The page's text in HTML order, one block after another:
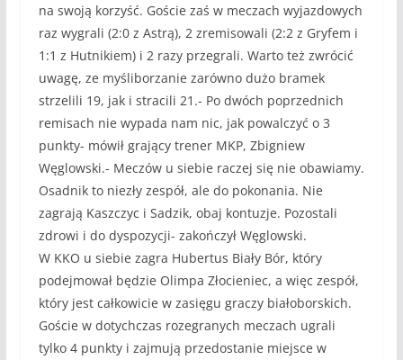
na swoją korzyść. Goście zaś w meczach wyjazdowych
raz wygrali (2:0 z Astrą), 2 zremisowali (2:2 z Gryfem i
1:1 z Hutnikiem) i 2 razy przegrali. Warto też zwrócić
uwagę, ze myśliborzanie zarówno dużo bramek
strzelili 19, jak i stracili 21.- Po dwóch poprzednich
remisach nie wypada nam nic, jak powalczyć o 3
punkty- mówił grający trener MKP, Zbigniew
Węglowski.- Meczów u siebie raczej się nie obawiamy.
Osadnik to niezły zespół, ale do pokonania. Nie
zagrają Kaszczyc i Sadzik, obaj kontuzje. Pozostali
zdrowi i do dyspozycji- zakończył Węglowski.
W KKO u siebie zagra Hubertus Biały Bór, który
podejmował będzie Olimpa Złocieniec, a więc zespół,
który jest całkowicie w zasięgu graczy białoborskich.
Goście w dotychczas rozegranych meczach ugrali
tylko 4 punkty i zajmują przedostanie miejsce w